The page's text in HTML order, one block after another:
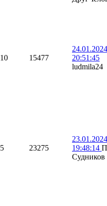
10 15477
24.01.2024
20:51:45
ludmila24
5 23275
23.01.2024
19:48:14
Судников